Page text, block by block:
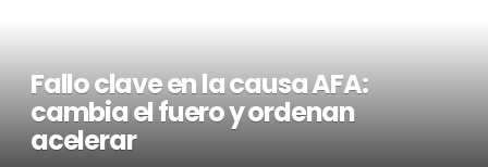
Fallo clave en la causa AFA:
cambia el fuero y ordenan
acelerar